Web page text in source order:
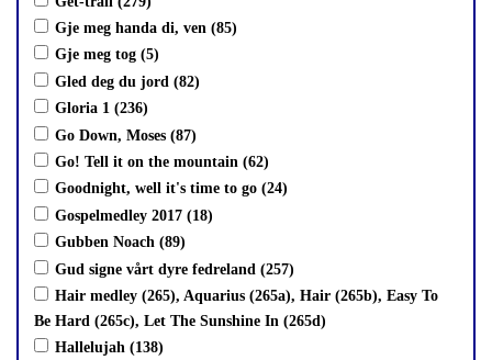
Gje meg handa di, ven (85)
Gje meg tog (5)
Gled deg du jord (82)
Gloria 1 (236)
Go Down, Moses (87)
Go! Tell it on the mountain (62)
Goodnight, well it's time to go (24)
Gospelmedley 2017 (18)
Gubben Noach (89)
Gud signe vårt dyre fedreland (257)
Hair medley (265), Aquarius (265a), Hair (265b), Easy To
Be Hard (265c), Let The Sunshine In (265d)
Hallelujah (138)